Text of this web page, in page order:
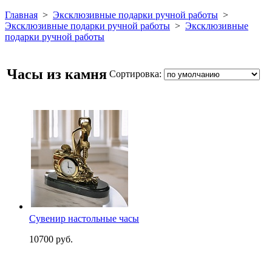
Главная > Эксклюзивные подарки ручной работы >
Эксклюзивные подарки ручной работы > Эксклюзивные
подарки ручной работы
Часы из камня Сортировка:
Сувенир настольные часы
10700 руб.